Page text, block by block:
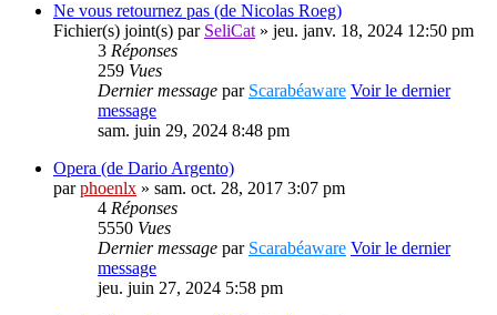
Ne vous retournez pas (de Nicolas Roeg)
Fichier(s) joint(s) par SeliCat» jeu. janv. 18, 2024 12:50 pm
3 Réponses
259 Vues
Dernier message par Scarabéaware Voir le dernier
message
sam. juin 29, 2024 8:48 pm
Opera (de Dario Argento)
parphoenlx » sam. oct. 28, 2017 3:07 pm
4 Réponses
5550 Vues
Dernier message par Scarabéaware Voir le dernier
message
jeu. juin 27, 2024 5:58 pm